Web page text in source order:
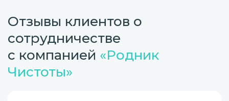
Отзывы клиентов о
сотрудничестве
с компанией «Родник
Чистоты»